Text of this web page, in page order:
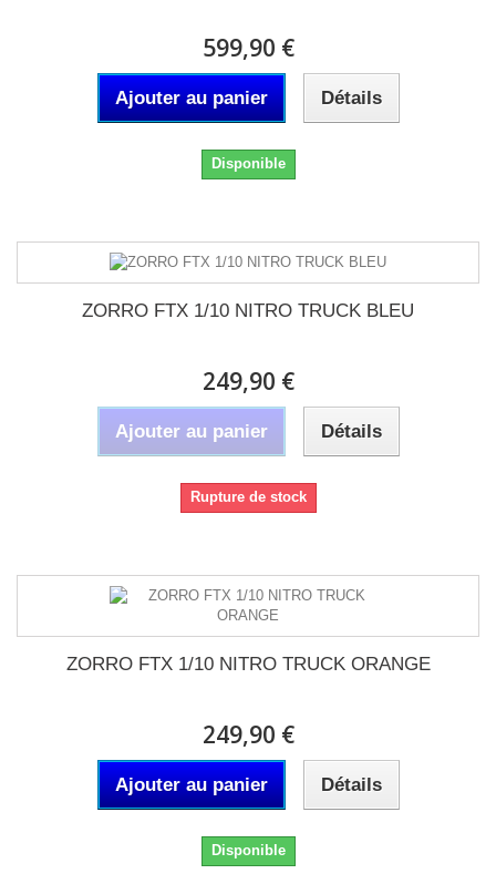
599,90 €
Ajouter au panier Détails
Disponible
ZORRO FTX 1/10 NITRO TRUCK BLEU
249,90 €
Ajouter au panier Détails
Rupture de stock
ZORRO FTX 1/10 NITRO TRUCK ORANGE
249,90 €
Ajouter au panier Détails
Disponible